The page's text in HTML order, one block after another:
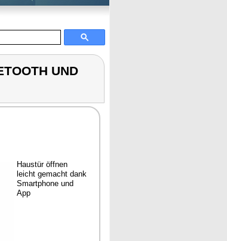
UND
Haus­tür öff­nen
leicht ge­macht dank
Smart­pho­ne und
App